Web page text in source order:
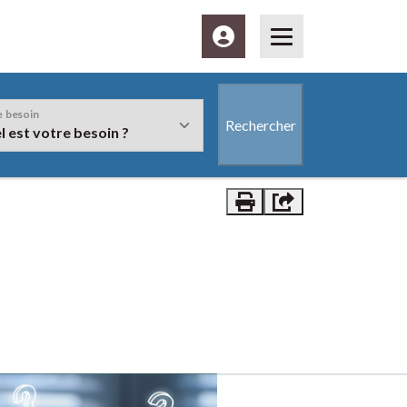
Espace clientMenu
êtes" et/ou le bouton "Rechercher" sera disponible à la suite
besoin
Rechercher